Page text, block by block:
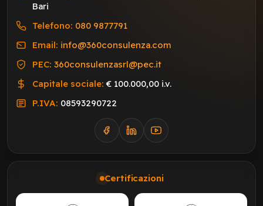
Bari
Telefono: 080 9877791
Email: info@360consulenza.com
PEC: 360consulenzasrl@pec.it
Capitale sociale: € 100.000,00 i.v.
P.IVA: 08593290722
Certificazioni